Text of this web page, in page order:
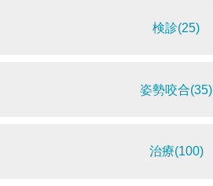
検診(25)
姿勢咬合(35)
治療(100)